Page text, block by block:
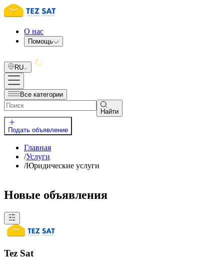
О нас
Помощь
RU
Все категории
Найти
Подать объявление
Главная
/Услуги
/Юридические услуги
Новые объявления
Tez Sat